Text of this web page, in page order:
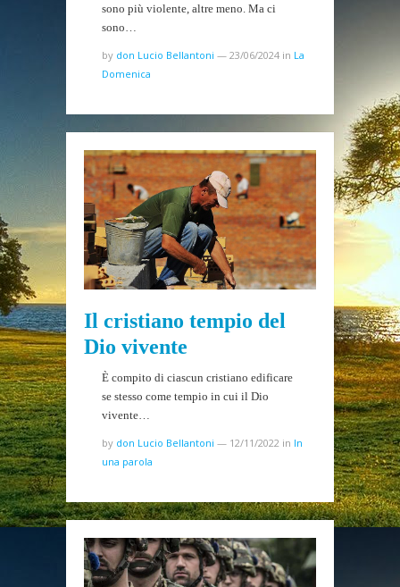
sono più violente, altre meno. Ma ci
sono…
by don Lucio Bellantoni — 23/06/2024 in La
Domenica
Il cristiano tempio del
Dio vivente
È compito di ciascun cristiano edificare
se stesso come tempio in cui il Dio
vivente…
by don Lucio Bellantoni — 12/11/2022 in In
una parola